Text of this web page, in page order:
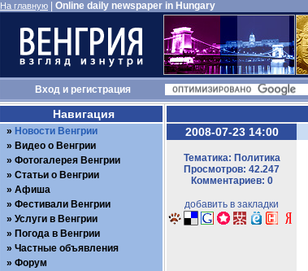
На главную Online daily newspaper in Hungary
Входи регистрация
2008-07-23 14:00
Тематика: Политика
Просмотров: 42.247
Комментариев: 0
добавить в закладки
Навигация
Новости Венгрии
Видео о Венгрии
Фотогалерея Венгрии
Статьи о Венгрии
Афиша
Фестивали Венгрии
Услуги в Венгрии
Погода в Венгрии
Частные объявления
Форум